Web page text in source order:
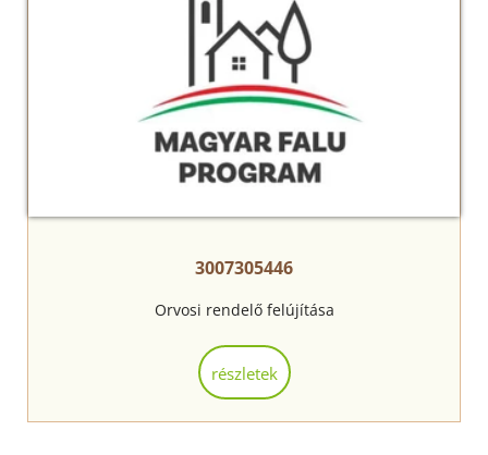
3007305446
Orvosi rendelő felújítása
részletek